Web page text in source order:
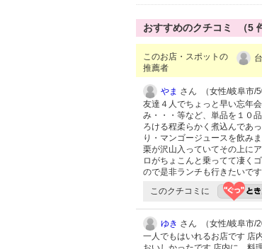
おすすめのクチコミ （5
このお店・スポットの
推薦者
やま さん （女性/岐阜市/
友達４人でちょっと早い忘年
み・・・等など、単品を１０
ろける程柔らかく煮込んであ
り・マンゴージュースを飲み
栗が沢山入っていてその上に
ロがちょこんと乗ってて凄く
ので是非ランチも行きたいです
このクチコミに
ゆき さん （女性/岐阜市/
一人でもはいれるお店です 店